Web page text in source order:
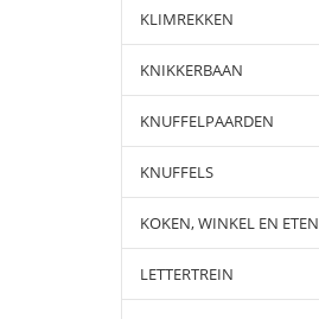
KLIMREKKEN
KNIKKERBAAN
KNUFFELPAARDEN
KNUFFELS
KOKEN, WINKEL EN ETEN
LETTERTREIN